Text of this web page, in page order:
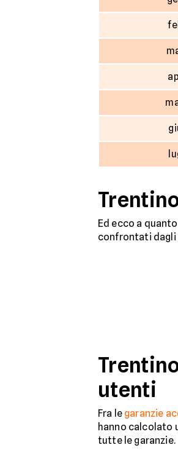
Ed ecco a
confrontati dagli
utenti
Fra le garanzie
hanno calcolato
tutte le garanzie.